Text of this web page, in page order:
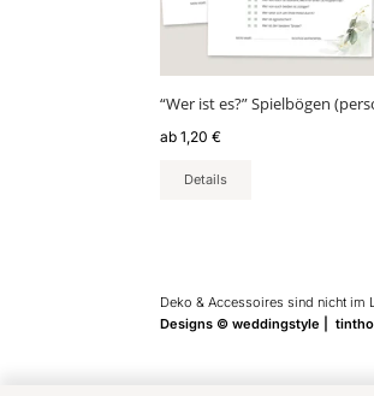
“Wer ist es?” Spielbögen
ab 1,20 €
Details
Produktseite
werden
Deko & Accessoires sind nicht im
Designs © weddingstyle |